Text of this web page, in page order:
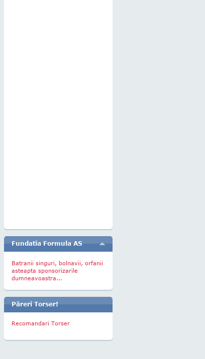
Fundatia Formula AS
Batranii singuri, bolnavii, orfanii
asteapta sponsorizarile
dumneavoastra...
Păreri Torser!
Recomandari Torser